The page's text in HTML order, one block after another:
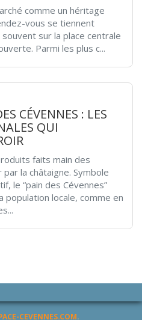
comme un héritage
vous se tiennent
sur la place centrale
Parmi les plus c...
CÉVENNES : LES
QUI
faits main des
la châtaigne. Symbole
le “pain des Cévennes”
population locale, comme en
CEVENNES.COM.